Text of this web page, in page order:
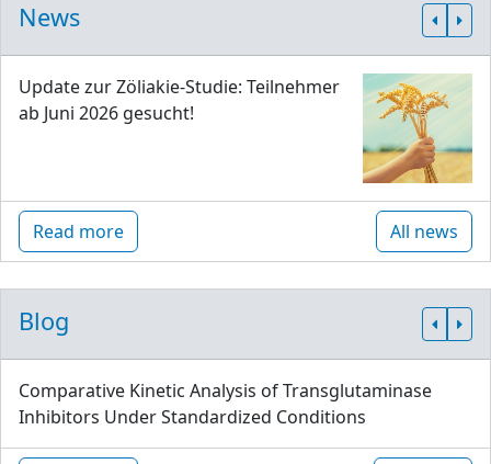
News
Update zur Zöliakie-Studie: Teilnehmer
ab Juni 2026 gesucht!
Read more All news
Blog
Comparative Kinetic Analysis of Transglutaminase
Inhibitors Under Standardized Conditions